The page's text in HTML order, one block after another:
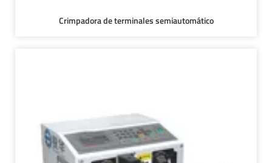
Crimpadora de terminales semiautomático